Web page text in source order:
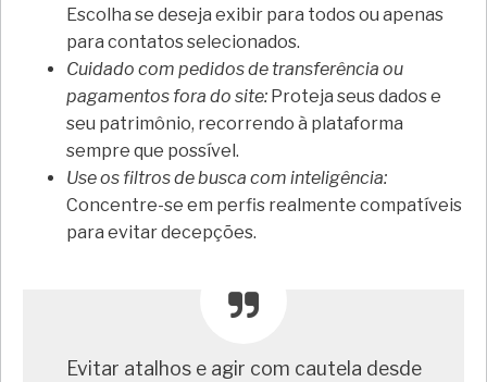
Escolha se deseja exibir para todos ou apenas
para contatos selecionados.
Cuidado com pedidos de transferência ou
pagamentos fora do site: Proteja seus dados e
seu patrimônio, recorrendo à plataforma
sempre que possível.
Use os filtros de busca com inteligência:
Concentre-se em perfis realmente compatíveis
para evitar decepções.
Evitar atalhos e agir com cautela desde